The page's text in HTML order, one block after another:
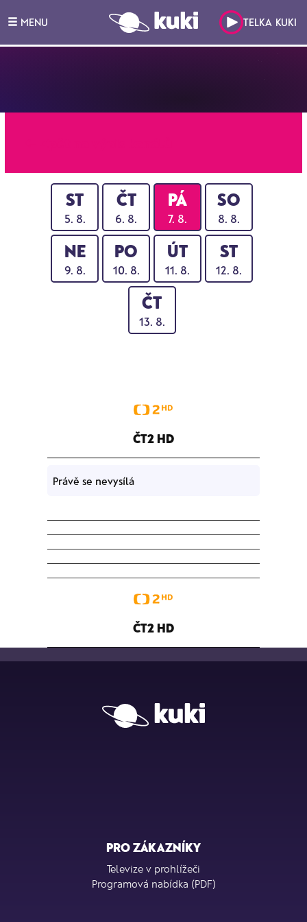
MENU TELKA KUKI
ST
5. 8.
ČT
6. 8.
PÁ
7. 8.
SO
8. 8.
NE
9. 8.
PO
10. 8.
ÚT
11. 8.
ST
12. 8.
ČT
13. 8.
ČT2 HD
Právě se nevysílá
ČT2 HD
PRO ZÁKAZNÍKY
Televize v prohlížeči
Programová nabídka (PDF)